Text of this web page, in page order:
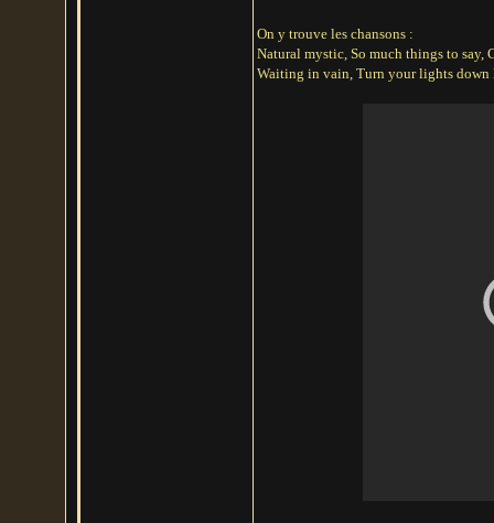
On y trouve les chansons :
Natural mystic, So much things to say,
Waiting in vain, Turn your lights down